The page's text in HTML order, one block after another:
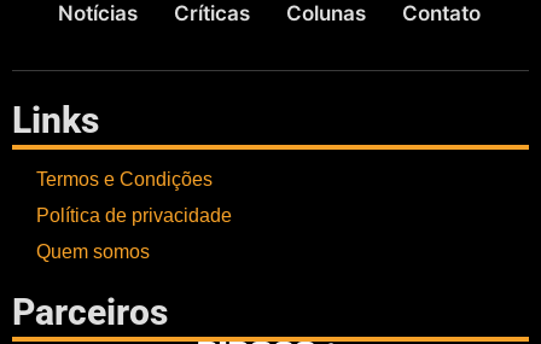
Notícias Críticas Colunas Contato
Links
Termos e Condições
Política de privacidade
Quem somos
Parceiros